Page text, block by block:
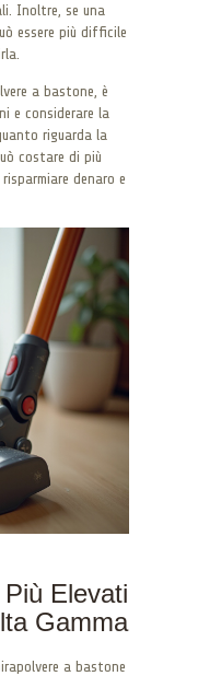
Inoltre, se una
essere più difficile
a bastone, è
e considerare la
riguarda la
costare di più
denaro e
Elevati
Gamma
a bastone